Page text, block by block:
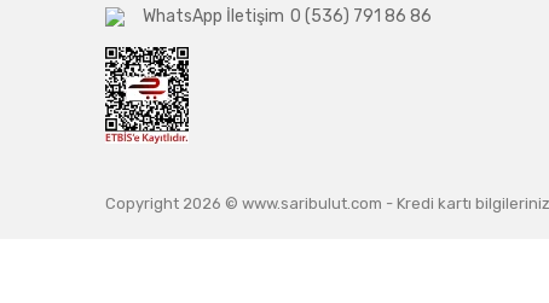
WhatsApp İletişim 0 (536) 791 86 86
Copyright 2026 © www.saribulut.com - Kredi kartı